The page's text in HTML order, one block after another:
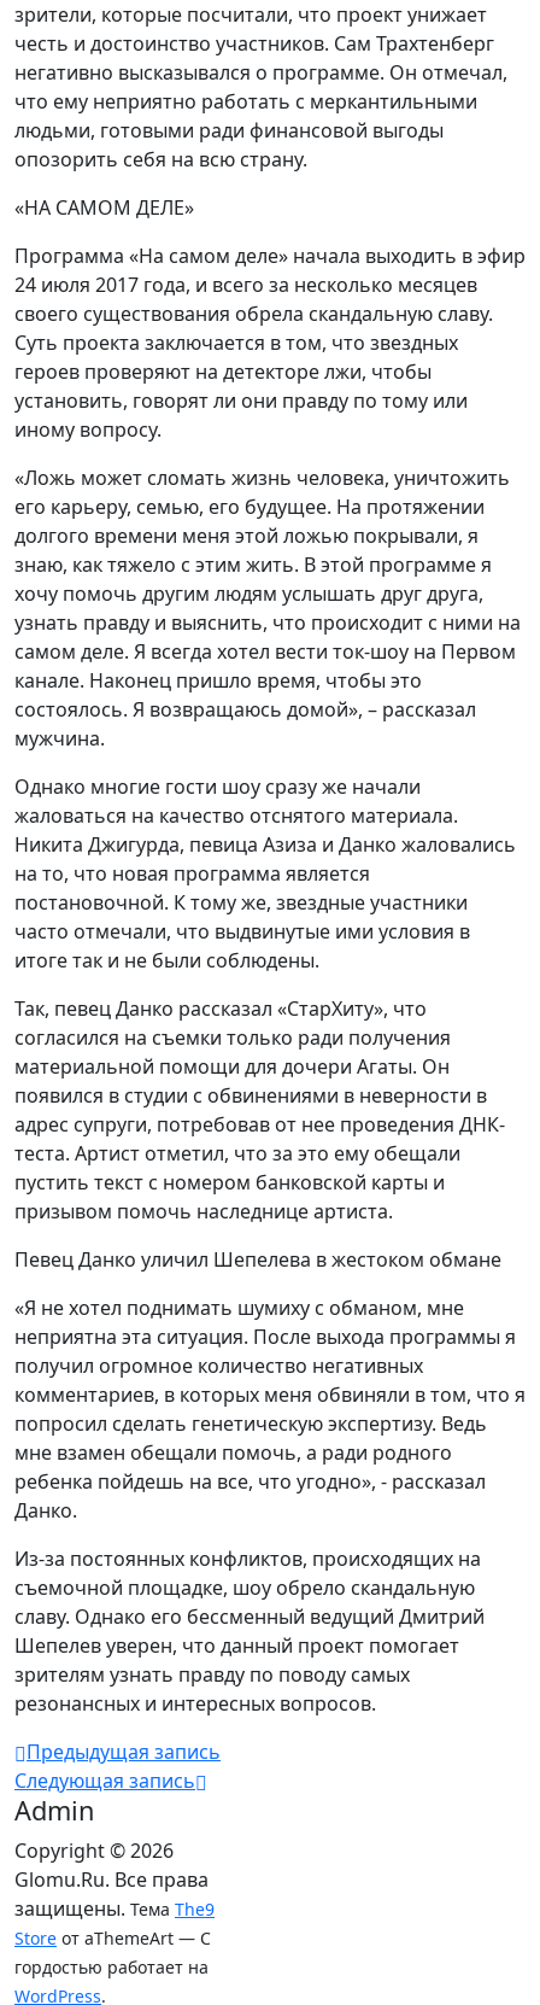
зрители, которые посчитали, что проект унижает
честь и достоинство участников. Сам Трахтенберг
негативно высказывался о программе. Он отмечал,
что ему неприятно работать с меркантильными
людьми, готовыми ради финансовой выгоды
опозорить себя на всю страну.
«НА САМОМ ДЕЛЕ»
Программа «На самом деле» начала выходить в эфир
24 июля 2017 года, и всего за несколько месяцев
своего существования обрела скандальную славу.
Суть проекта заключается в том, что звездных
героев проверяют на детекторе лжи, чтобы
установить, говорят ли они правду по тому или
иному вопросу.
«Ложь может сломать жизнь человека, уничтожить
его карьеру, семью, его будущее. На протяжении
долгого времени меня этой ложью покрывали, я
знаю, как тяжело с этим жить. В этой программе я
хочу помочь другим людям услышать друг друга,
узнать правду и выяснить, что происходит с ними на
самом деле. Я всегда хотел вести ток-шоу на Первом
канале. Наконец пришло время, чтобы это
состоялось. Я возвращаюсь домой», – рассказал
мужчина.
Однако многие гости шоу сразу же начали
жаловаться на качество отснятого материала.
Никита Джигурда, певица Азиза и Данко жаловались
на то, что новая программа является
постановочной. К тому же, звездные участники
часто отмечали, что выдвинутые ими условия в
итоге так и не были соблюдены.
Так, певец Данко рассказал «СтарХиту», что
согласился на съемки только ради получения
материальной помощи для дочери Агаты. Он
появился в студии с обвинениями в неверности в
адрес супруги, потребовав от нее проведения ДНК-
теста. Артист отметил, что за это ему обещали
пустить текст с номером банковской карты и
призывом помочь наследнице артиста.
Певец Данко уличил Шепелева в жестоком обмане
«Я не хотел поднимать шумиху с обманом, мне
неприятна эта ситуация. После выхода программы я
получил огромное количество негативных
комментариев, в которых меня обвиняли в том, что я
попросил сделать генетическую экспертизу. Ведь
мне взамен обещали помочь, а ради родного
ребенка пойдешь на все, что угодно», - рассказал
Данко.
Из-за постоянных конфликтов, происходящих на
съемочной площадке, шоу обрело скандальную
славу. Однако его бессменный ведущий Дмитрий
Шепелев уверен, что данный проект помогает
зрителям узнать правду по поводу самых
резонансных и интересных вопросов.
Предыдущая запись
Следующая запись
Admin
Copyright © 2026
Glomu.Ru. Все права
защищены. Тема The9
Store от aThemeArt — С
гордостью работает на
WordPress.